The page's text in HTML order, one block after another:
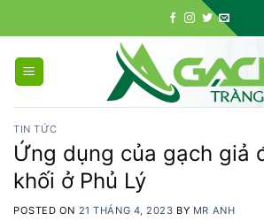
to
content
TIN TỨC
Ứng dụng của gạch giả
khối ở Phủ Lý
POSTED ON 21 THÁNG 4, 2023 BY MR ANH